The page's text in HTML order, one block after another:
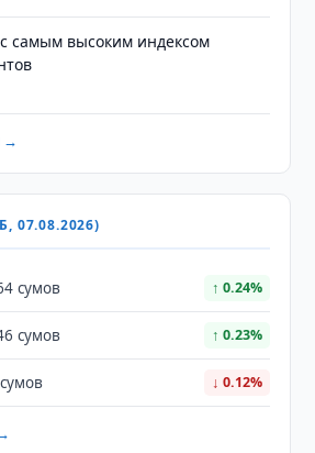
самым высоким индексом
→
07.08.2026)
сумов ↑ 0.24%
сумов ↑ 0.23%
↓ 0.12%